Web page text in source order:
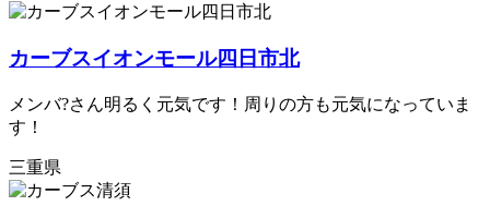
カーブスイオンモール四日市北
メンバ?さん明るく元気です！周りの方も元気になっていま
す！
三重県